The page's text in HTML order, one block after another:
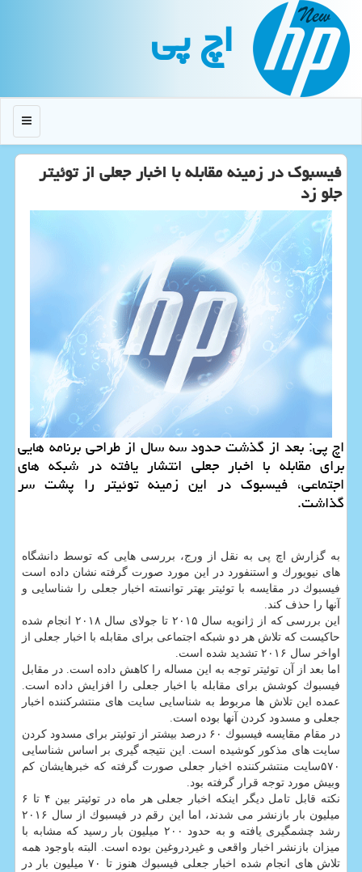
اچ پی
منو
فیسبوك در زمینه مقابله با اخبار جعلی از توئیتر
جلو زد
اچ پی: بعد از گذشت حدود سه سال از طراحی برنامه هایی
برای مقابله با اخبار جعلی انتشار یافته در شبكه های
اجتماعی، فیسبوك در این زمینه توئیتر را پشت سر
گذاشت.
به گزارش اچ پی به نقل از ورج، بررسی هایی كه توسط دانشگاه
های نیویورك و استنفورد در این مورد صورت گرفته نشان داده است
فیسبوك در مقایسه با توئیتر بهتر توانسته اخبار جعلی را شناسایی و
آنها را حذف كند.
این بررسی كه از ژانویه سال ۲۰۱۵ تا جولای سال ۲۰۱۸ انجام شده
حاكیست كه تلاش هر دو شبكه اجتماعی برای مقابله با اخبار جعلی از
اواخر سال ۲۰۱۶ تشدید شده است.
اما بعد از آن توئیتر توجه به این مساله را كاهش داده است. در مقابل
فیسبوك كوشش برای مقابله با اخبار جعلی را افزایش داده است.
عمده این تلاش ها مربوط به شناسایی سایت های منتشركننده اخبار
جعلی و مسدود كردن آنها بوده است.
در مقام مقایسه فیسبوك ۶۰ درصد بیشتر از توئیتر برای مسدود كردن
سایت های مذكور كوشیده است. این نتیجه گیری بر اساس شناسایی
۵۷۰سایت منتشركننده اخبار جعلی صورت گرفته كه خبرهایشان كم
وبیش مورد توجه قرار گرفته بود.
نكته قابل تامل دیگر اینكه اخبار جعلی هر ماه در توئیتر بین ۴ تا ۶
میلیون بار بازنشر می شدند، اما این رقم در فیسبوك از سال ۲۰۱۶
رشد چشمگیری یافته و به حدود ۲۰۰ میلیون بار رسید كه مشابه با
میزان بازنشر اخبار واقعی و غیردروغین بوده است. البته باوجود همه
تلاش های انجام شده اخبار جعلی فیسبوك هنوز تا ۷۰ میلیون بار در